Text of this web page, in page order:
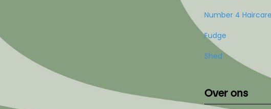
Number 4 Haircare
Fudge
Shed
Over ons